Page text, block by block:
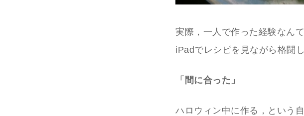
実際，一人で作った経験なん
iPadでレシピを見ながら格闘
「間に合った」
ハロウィン中に作る，という